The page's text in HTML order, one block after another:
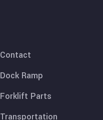
Contact
Dock Ramp
Forklift Parts
Transportation